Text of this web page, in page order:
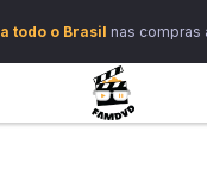
todo o Brasil nas compras